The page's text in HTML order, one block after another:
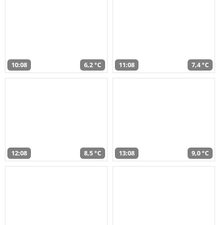
10:08 6,2 °C 11:08 7,4 °C
12:08 8,5 °C 13:08 9,0 °C